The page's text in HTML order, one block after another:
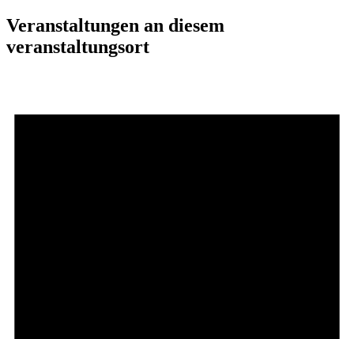
Veranstaltungen an diesem
veranstaltungsort